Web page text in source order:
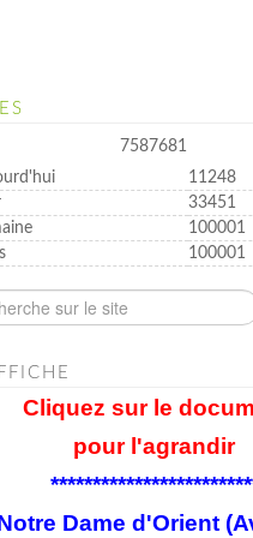
7587681
11248
33451
100001
100001
Cliquez sur le
pour l'agrandir
Dame d'Orient